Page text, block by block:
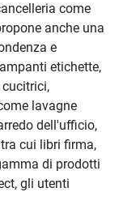
come
anche una
e
etichette,
lavagne
dell'ufficio,
cui libri firma,
di prodotti
gli utenti